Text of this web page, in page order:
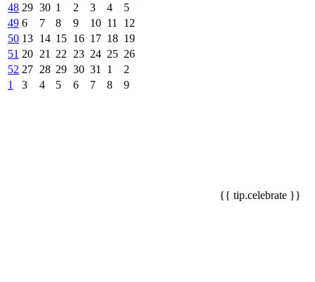
48 29 30 1 2 3 4
5
49 6 7 8 9 10 11
12
50 13 14 15 16 17 18 19
51 20 21 22 23 24 25 26
52 27 28 29 30 31 1
2
1
3 4 5 6 7 8 9
{{ tip.celebrate }}